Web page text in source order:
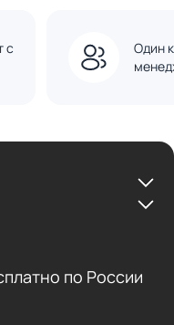
с
Один
по России